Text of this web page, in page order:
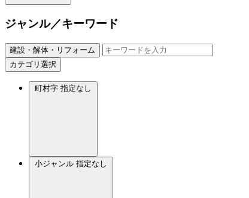
ジャンル／キーワード
建設・解体・リフォーム
カテゴリ選択
町村字 指定なし
小ジャンル 指定なし